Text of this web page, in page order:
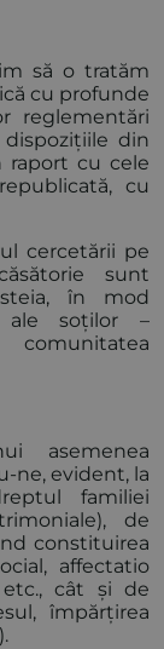
să o tratăm
cu profunde
reglementări
din
raport cu cele
cu
cercetării pe
sunt
în mod
ale soților –
asemenea
ne, evident, la
familiei
de
constituirea
affectatio
etc., cât și de
împărțirea